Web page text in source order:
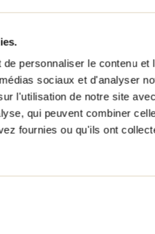
personnaliser le contenu
sociaux et d'analyser
l'utilisation de notre site
qui peuvent combiner
fournies ou qu'ils ont